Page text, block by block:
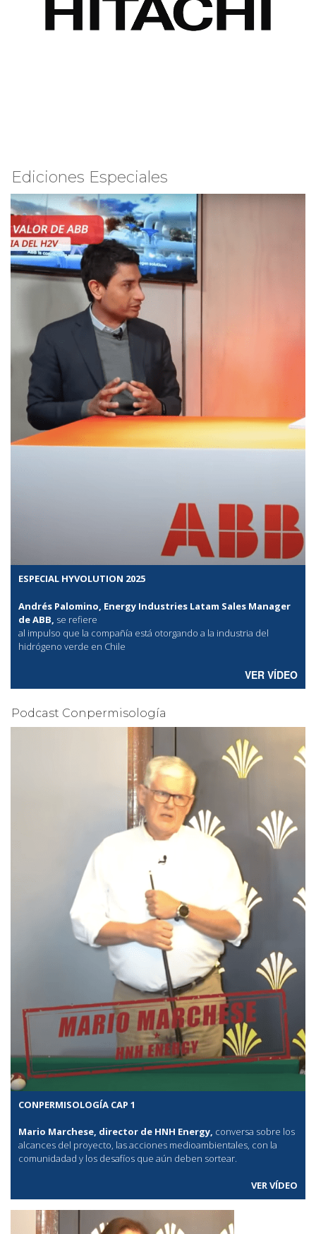
Ediciones Especiales
ESPECIAL HYVOLUTION 2025
Andrés Palomino, Energy Industries Latam Sales Manager
de ABB, se refiere
al impulso que la compañía está otorgando a la industria del
hidrógeno verde en Chile
VER VÍDEO
Podcast Conpermisología
CONPERMISOLOGÍA CAP 1
Mario Marchese, director de HNH Energy, conversa sobre los
alcances del proyecto, las acciones medioambientales, con la
comunidadad y los desafíos que aún deben sortear.
VER VÍDEO